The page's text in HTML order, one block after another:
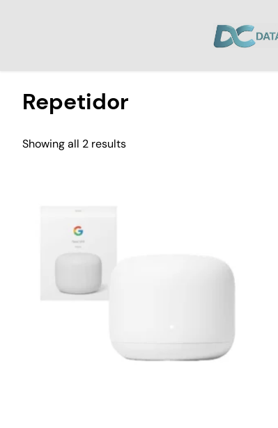
Repetidor
Showing all 2 results